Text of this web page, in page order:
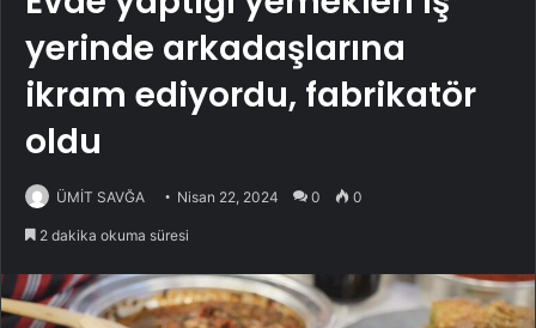
yerinde arkadaşlarına
ikram ediyordu, fabrikatör
oldu
ÜMİT SAVĞA Nisan 22, 2024 0 0
2 dakika okuma süresi